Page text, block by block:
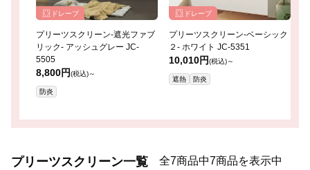
ドレープ
プリーツスクリーン-遮光ファブ
リック- アッシュグレー JC-
5505
8,800円(税込)～
防炎
ドレープ
プリーツスクリーン-ベーシック
２- ホワイト JC-5351
10,010円(税込)～
遮熱 防炎
プリーツスクリーン一覧 全7商品中7商品を表示中